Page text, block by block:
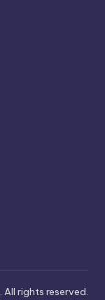
. All rights reserved.